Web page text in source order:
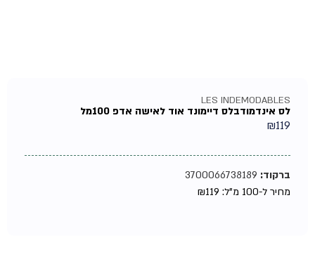
LES INDEMODABLES
לס אינדמודבלס דיימונד אוד לאישה אדפ 100מל
₪119
ברקוד:3700066738189
מחיר ל-100 מ"ל:
₪119